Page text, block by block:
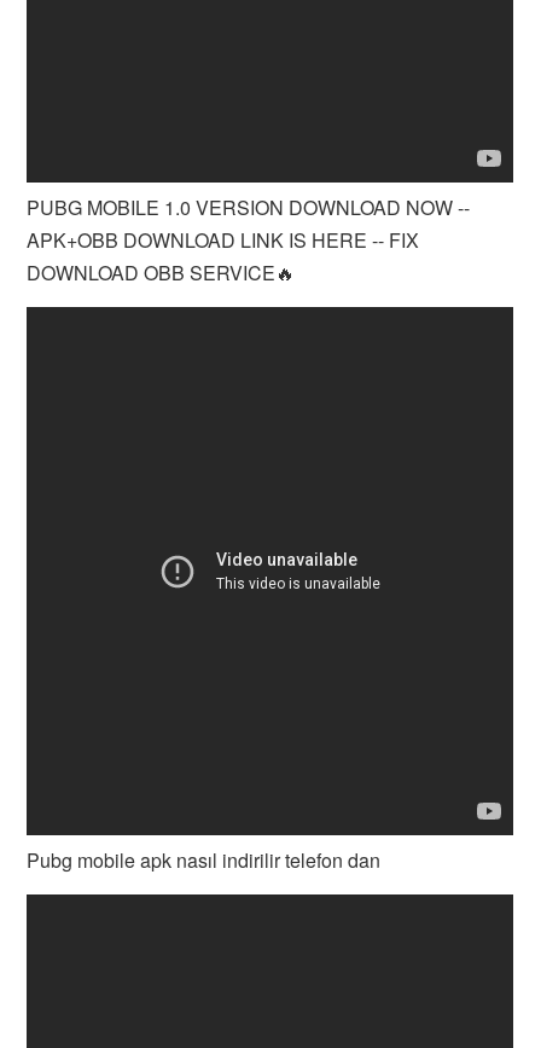
PUBG MOBILE 1.0 VERSION DOWNLOAD NOW --
APK+OBB DOWNLOAD LINK IS HERE -- FIX
DOWNLOAD OBB SERVICE🔥
Pubg mobile apk nasıl indirilir telefon dan